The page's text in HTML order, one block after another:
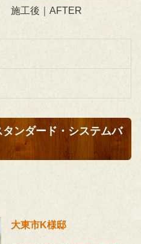
施工後｜AFTER
ンダード・システムバ
大東市K様邸